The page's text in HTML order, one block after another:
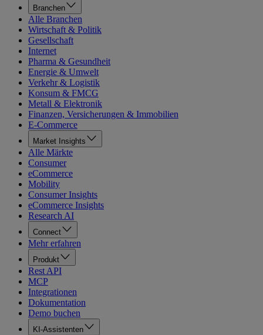
Branchen
Alle Branchen
Wirtschaft & Politik
Gesellschaft
Internet
Pharma & Gesundheit
Energie & Umwelt
Verkehr & Logistik
Konsum & FMCG
Metall & Elektronik
Finanzen, Versicherungen & Immobilien
E-Commerce
Market Insights
Alle Märkte
Consumer
eCommerce
Mobility
Consumer Insights
eCommerce Insights
Research AI
Connect
Mehr erfahren
Produkt
Rest API
MCP
Integrationen
Dokumentation
Demo buchen
KI-Assistenten